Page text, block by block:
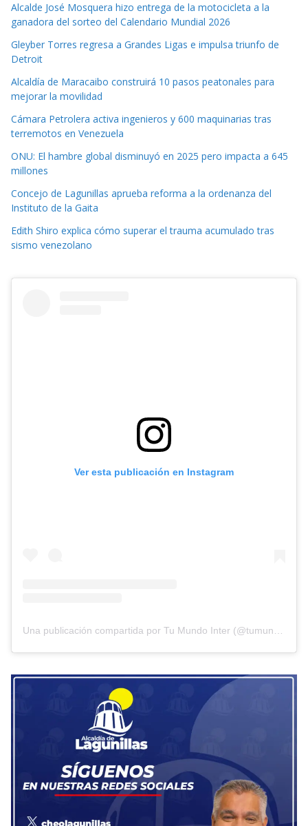
Alcalde José Mosquera hizo entrega de la motocicleta a la
ganadora del sorteo del Calendario Mundial 2026
Gleyber Torres regresa a Grandes Ligas e impulsa triunfo de
Detroit
Alcaldía de Maracaibo construirá 10 pasos peatonales para
mejorar la movilidad
Cámara Petrolera activa ingenieros y 600 maquinarias tras
terremotos en Venezuela
ONU: El hambre global disminuyó en 2025 pero impacta a 645
millones
Concejo de Lagunillas aprueba reforma a la ordenanza del
Instituto de la Gaita
Edith Shiro explica cómo superar el trauma acumulado tras
sismo venezolano
Ver esta publicación en Instagram
Una publicación compartida por Tu Mundo Inter (@tumundointer)